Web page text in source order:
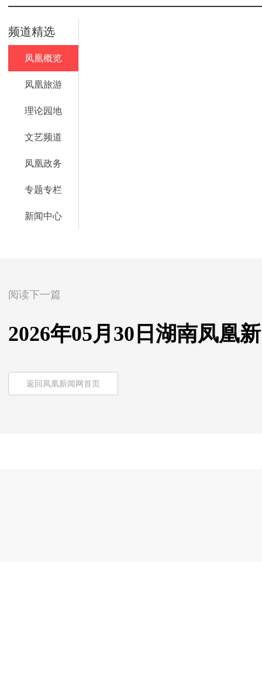
频道精选
凤凰概览
凤凰旅游
理论园地
文艺频道
凤凰政务
专题专栏
新闻中心
阅读下一篇
2026年05月30日湖南凤凰
返回凤凰新闻网首页